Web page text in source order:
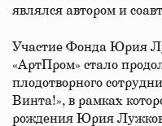
являлся автором и
Участие Фонда Юрия
«АртПром» стало
плодотворного
Винта!», в рамках
рождения Юрия